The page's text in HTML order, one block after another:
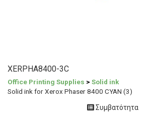
XERPHA8400-3C
Office Printing Supplies > Solid ink
Solid ink for Xerox Phaser 8400 CYAN (3)
Συμβατότητα